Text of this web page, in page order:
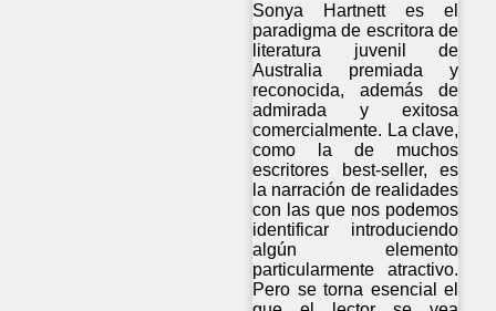
Sonya Hartnett es el
paradigma de escritora de
literatura juvenil de
Australia premiada y
reconocida, además de
admirada y exitosa
comercialmente. La clave,
como la de muchos
escritores best-seller, es
la narración de realidades
con las que nos podemos
identificar introduciendo
algún elemento
particularmente atractivo.
Pero se torna esencial el